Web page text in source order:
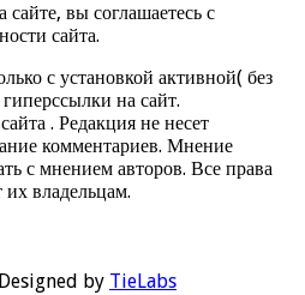
вы соглашаетесь с
сайта.
с установкой активной( без
на сайт.
. Редакция не несет
комментариев. Мнение
с мнением авторов. Все права
владельцам.
by TieLabs